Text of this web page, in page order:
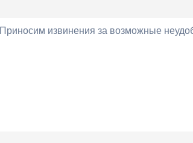
Приносим извинения за возможные